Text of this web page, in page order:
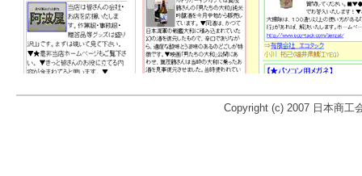
Copyright (c) 2007 日本商工